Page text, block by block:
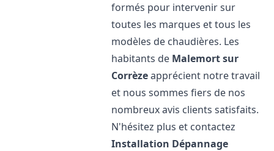
formés pour intervenir sur
toutes les marques et tous les
modèles de chaudières. Les
habitants de Malemort sur
Corrèzeapprécient notre travail
et nous sommes fiers de nos
nombreux avis clients satisfaits.
N'hésitez plus et contactez
Installation Dépannage